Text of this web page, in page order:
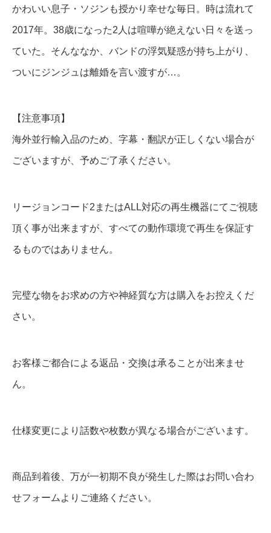
かわいい息子・ソジンも授かり幸せな毎日。時は流れて
2017年。38歳になった2人は喧嘩が絶えない日々を送っ
ていた。そんななか、バンドの浮気疑惑が持ち上がり、
ついにジンジュは離婚を言い渡すが…。
【注意事項】
海外並行輸入品のため、字幕・翻訳が正しくない場合が
ございますが、予めご了承ください。
リージョンコード2またはALL対応の再生機器にてご視聴
頂く事が出来ますが、すべての動作環境で再生を保証す
るものではありません。
完璧な物をお求めの方や神経質な方は購入をお控えくだ
さい。
お客様ご都合による返品・交換は承ることが出来ませ
ん。
仕様変更により話数や枚数が異なる場合がございます。
商品到着後、万が一初期不良が発生した際はお問い合わ
せフォームよりご連絡ください。